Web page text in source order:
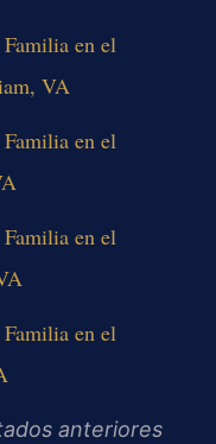
en el
VA
en el
en el
en el
anteriores